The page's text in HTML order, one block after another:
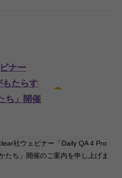
ナー
もたらす
ち」開催
社ウェビナー「Daily QA 4 Pro
たち」開催のご案内を申し上げま